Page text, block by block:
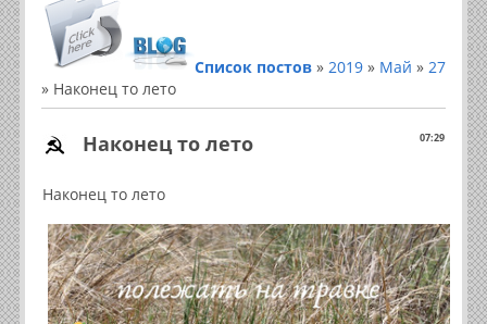
Список постов » 2019 » Май » 27
» Наконец то лето
07:29
Наконец то лето
Наконец то лето